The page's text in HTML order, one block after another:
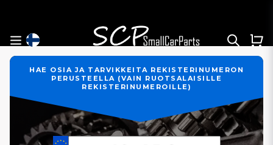
HAE OSIA JA TARVIKKEITA REKISTERINUMERON
PERUSTEELLA (VAIN RUOTSALAISILLE
REKISTERINUMEROILLE)